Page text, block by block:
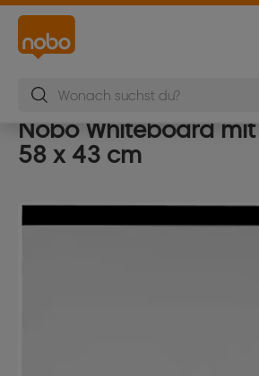
Nobo Whiteboard
58 x 43 cm